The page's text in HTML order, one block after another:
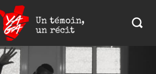
Yaga
Burundi
Search